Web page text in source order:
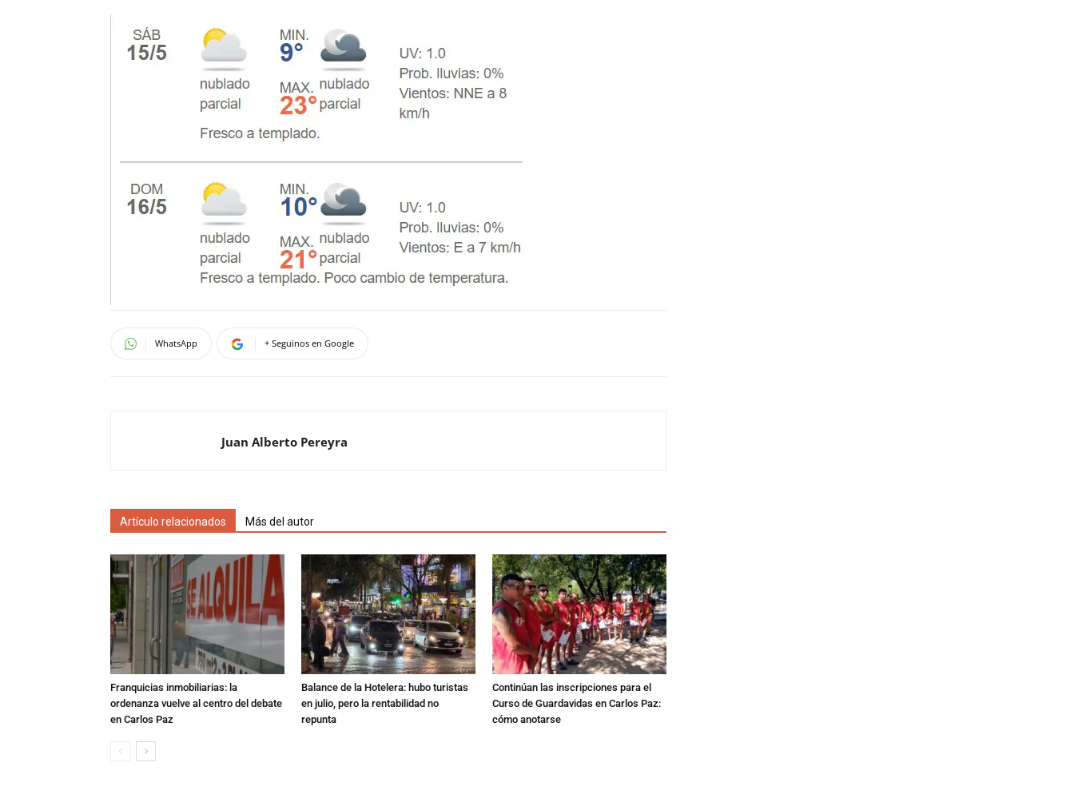
WhatsApp + Seguinos en Google
Juan Alberto Pereyra
Artículo relacionados Más del autor
Franquicias inmobiliarias: la
ordenanza vuelve al centro del debate
en Carlos Paz
Balance de la Hotelera: hubo turistas
en julio, pero la rentabilidad no
repunta
Continúan las inscripciones para el
Curso de Guardavidas en Carlos Paz:
cómo anotarse